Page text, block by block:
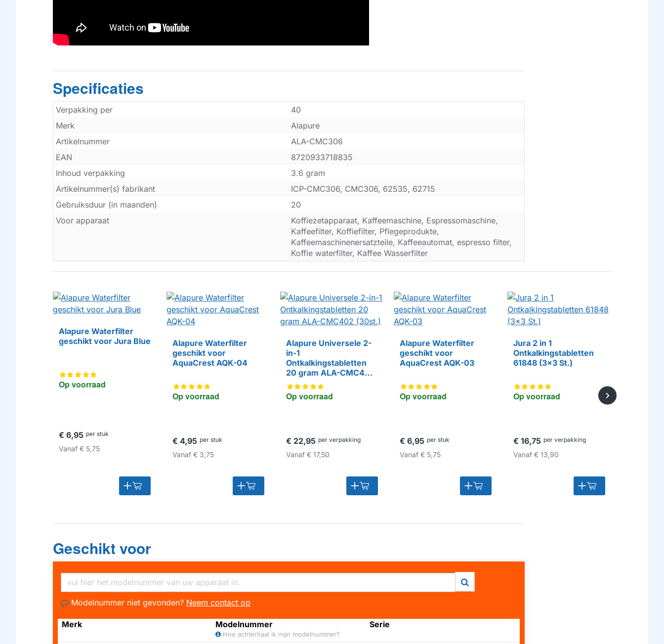
Specificaties
Verpakking per
40
Merk
Alapure
Artikelnummer
ALA-CMC306
EAN
8720933718835
Inhoud verpakking
3.6 gram
Artikelnummer(s) fabrikant
ICP-CMC306, CMC306, 62535, 62715
Gebruiksduur (in maanden)
20
Voor apparaat
Koffiezetapparaat, Kaffeemaschine, Espressomaschine,
Kaffeefilter, Koffiefilter, Pflegeprodukte,
Kaffeemaschinenersatzteile, Kaffeeautomat, espresso filter,
Koffie waterfilter, Kaffee Wasserfilter
HUISMERK
Op voorraad
Alapure ​​​​​​Waterfilter
geschikt voor Jura Blue
€ 6,95 per stuk
Vanaf € 5,75
HUISMERK
Op voorraad
Alapure Waterfilter
geschikt voor
AquaCrest AQK-04
€ 4,95 per stuk
Vanaf€ 3,75
HUISMERK
Op voorraad
Alapure Universele 2-
in-1
Ontkalkingstabletten
20 gram ALA-CMC402
(30st.)
€ 22,95 per verpakking
Vanaf€ 17,50
HUISMERK
Op voorraad
Alapure Waterfilter
geschikt voor
AquaCrest AQK-03
€ 6,95 per stuk
Vanaf€ 5,75
Op voorraad
Jura 2 in 1
Ontkalkingstabletten
61848 (3x3 St.)
€ 16,75 per verpakking
Vanaf€ 13,90
Geschikt voor
Modelnummer niet gevonden? Neem contact op
Merk Modelnummer
Hoe achterhaal ik mijn modelnummer?
Serie